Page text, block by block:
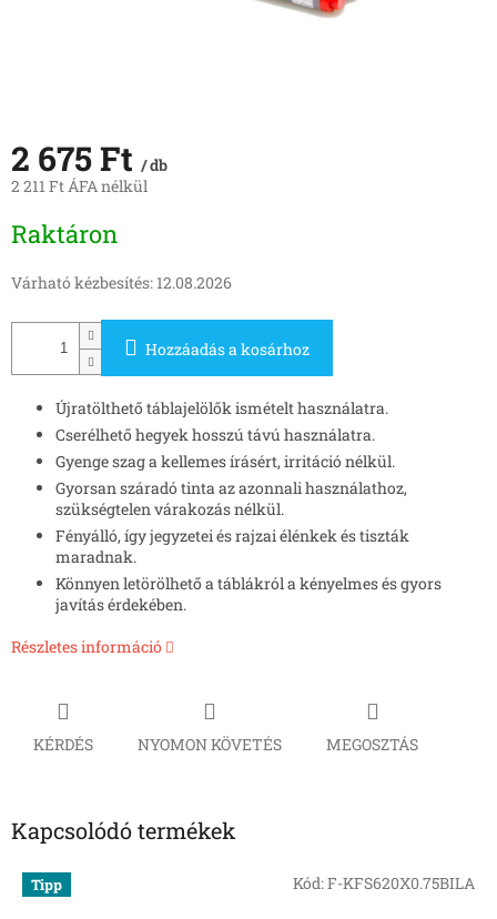
2 675 Ft / db
2 211 Ft ÁFA nélkül
Raktáron
Várható kézbesítés: 12.08.2026
Hozzáadás a kosárhoz
Újratölthető táblajelölők ismételt használatra.
Cserélhető hegyek hosszú távú használatra.
Gyenge szag a kellemes írásért, irritáció nélkül.
Gyorsan száradó tinta az azonnali használathoz,
szükségtelen várakozás nélkül.
Fényálló, így jegyzetei és rajzai élénkek és tiszták
maradnak.
Könnyen letörölhető a táblákról a kényelmes és gyors
javítás érdekében.
Részletes információ
KÉRDÉS NYOMON KÖVETÉS MEGOSZTÁS
Kapcsolódó termékek
Tipp Kód:F-KFS620X0.75BILA